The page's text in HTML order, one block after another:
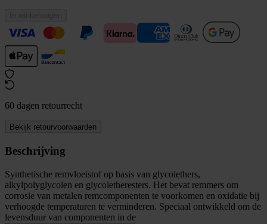
60 dagen retourrecht
Bekijk retourvoorwaarden
Beschrijving
Synthetische remvloeistof op basis van glycolethers,
alkylpolyglycolen en glycoletheresters. Het bevat remmers om
corrosie van metalen remcomponenten te voorkomen en oxidatie bij
verhoogde temperaturen te verminderen. Speciaal ontwikkeld om de
levensduur van componenten in de